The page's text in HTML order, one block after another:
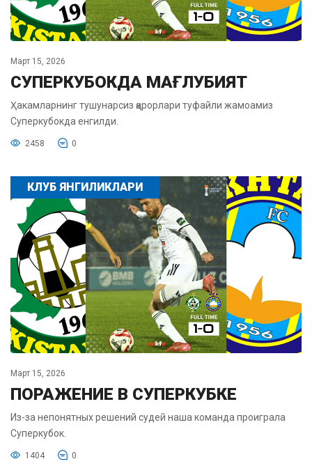
Март 15, 2026
СУПЕРКУБОКДА МАҒЛУБИЯТ
Ҳакамларнинг тушунарсиз қарорлари туфайли жамоамиз
Суперкубокда енгилди.
2458 0
КЛУБ ЯНГИЛИКЛАРИ
Март 15, 2026
ПОРАЖЕНИЕ В СУПЕРКУБКЕ
Из-за непонятных решений судей наша команда проиграла
Суперкубок.
1404 0